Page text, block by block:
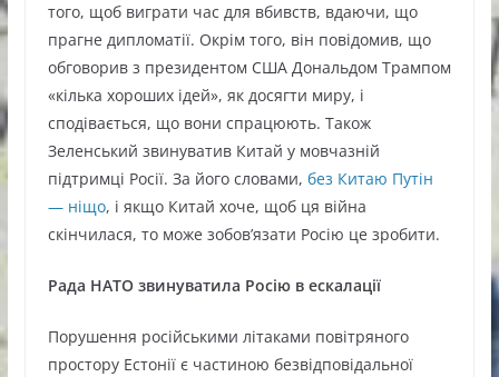
того, щоб виграти час для вбивств, вдаючи, що
прагне дипломатії. Окрім того, він повідомив, що
обговорив з президентом США Дональдом Трампом
«кілька хороших ідей», як досягти миру, і
сподівається, що вони спрацюють. Також
Зеленський звинуватив Китай у мовчазній
підтримці Росії. За його словами, без Китаю Путін
— ніщо, і якщо Китай хоче, щоб ця війна
скінчилася, то може зобов’язати Росію це зробити.
Рада НАТО звинуватила Росію в ескалації
Порушення російськими літаками повітряного
простору Естонії є частиною безвідповідальної